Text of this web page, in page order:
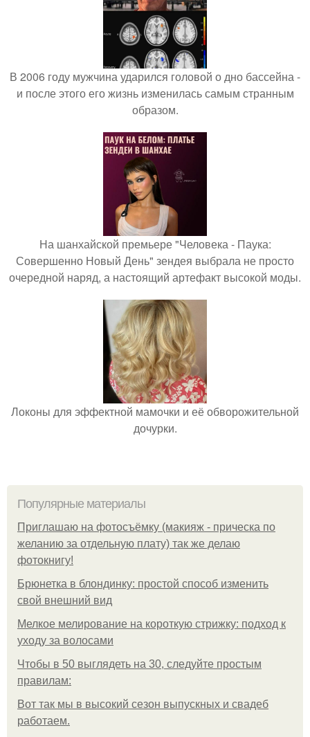
В 2006 году мужчина ударился головой о дно бассейна -
и после этого его жизнь изменилась самым странным
образом.
На шанхайской премьере "Человека - Паука:
Совершенно Новый День" зендея выбрала не просто
очередной наряд, а настоящий артефакт высокой моды.
Локоны для эффектной мамочки и её обворожительной
дочурки.
Популярные материалы
Приглашаю на фотосъёмку (макияж - прическа по
желанию за отдельную плату) так же делаю
фотокнигу!
Брюнетка в блондинку: простой способ изменить
свой внешний вид
Мелкое мелирование на короткую стрижку: подход к
уходу за волосами
Чтобы в 50 выглядеть на 30, следуйте простым
правилам:
Вот так мы в высокий сезон выпускных и свадеб
работаем.